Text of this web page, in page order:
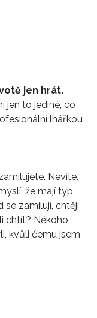
jen hrát.
jen to jediné, co
lhářkou
Nevíte.
že mají typ,
se zamilují, chtějí
chtít? Někoho
kvůli čemu jsem